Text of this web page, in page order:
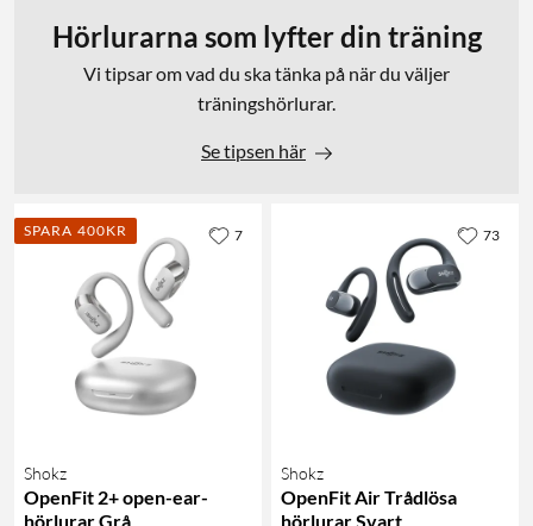
Hörlurarna som lyfter din träning
Vi tipsar om vad du ska tänka på när du väljer
träningshörlurar.
Se tipsen här
SPARA 400KR
Shokz
OpenFit 2+ open-ear-
hörlurar Grå
7
Shokz
OpenFit Air Trådlösa
hörlurar Svart
73